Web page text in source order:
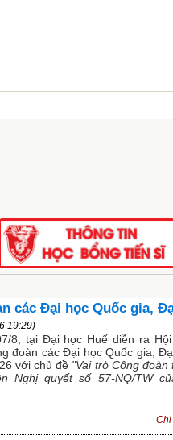
các Đại học Quốc gia,
19:29)
8, tại Đại học Huế diễn ra
đoàn các Đại học Quốc gia,
với chủ đề "Vai trò Công đoàn
Nghị quyết số 57-NQ/TW
Chi